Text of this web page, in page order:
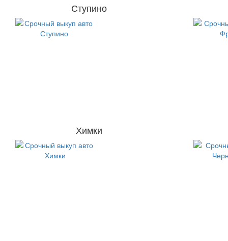
Ступино
Химки